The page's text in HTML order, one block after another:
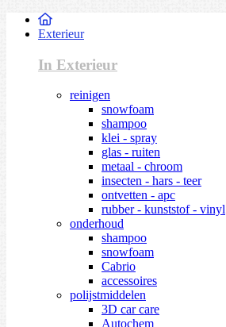
Exterieur
In Exterieur
reinigen
snowfoam
shampoo
klei - spray
glas - ruiten
metaal - chroom
insecten - hars - teer
ontvetten - apc
rubber - kunststof - vinyl
onderhoud
shampoo
snowfoam
Cabrio
accessoires
polijstmiddelen
3D car care
Autochem